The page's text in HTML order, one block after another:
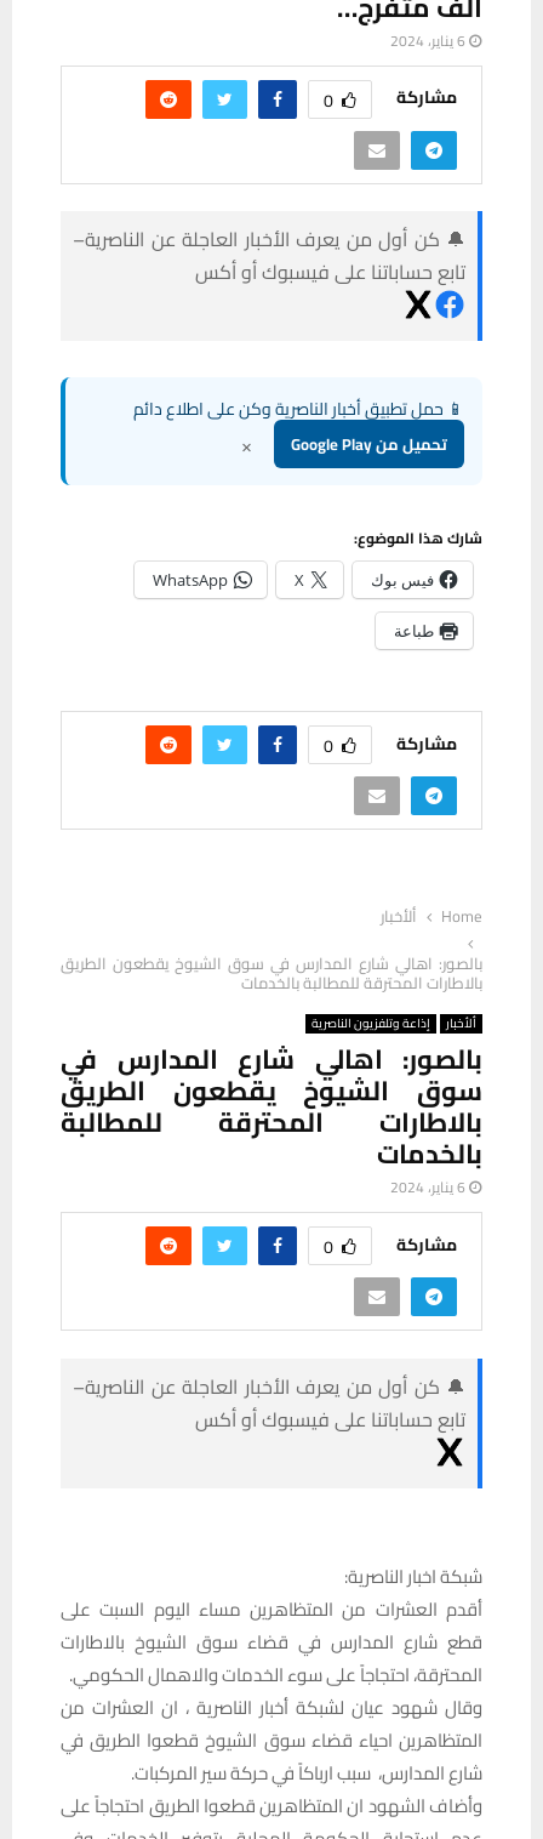
6 يناير، 2024
مشاركة 0
🔔 كن أول من يعرف الأخبار العاجلة عن الناصرية–
تابع حساباتنا على فيسبوك أو أكس
📱 حمل تطبيق أخبار الناصرية وكن على اطلاع دائم
تحميل من Google Play ×
شارك هذا الموضوع:
فيس بوك X
WhatsApp
طباعة
مشاركة 0
Home
ألأخبار
بالصور: اهالي شارع المدارس في سوق الشيوخ يقطعون الطريق
بالاطارات المحترقة للمطالبة بالخدمات
ألأخبار إذاعة وتلفزيون الناصرية
بالصور: اهالي شارع المدارس في
سوق الشيوخ يقطعون الطريق
بالاطارات المحترقة للمطالبة
بالخدمات
6 يناير، 2024
مشاركة 0
🔔 كن أول من يعرف الأخبار العاجلة عن الناصرية–
تابع حساباتنا على فيسبوك أو أكس
شبكة اخبار الناصرية:
أقدم العشرات من المتظاهرين مساء اليوم السبت على
قطع شارع المدارس في قضاء سوق الشيوخ بالاطارات
المحترقة، احتجاجاً على سوء الخدمات والاهمال الحكومي.
وقال شهود عيان لشبكة أخبار الناصرية ، ان العشرات من
المتظاهرين احياء قضاء سوق الشيوخ قطعوا الطريق في
شارع المدارس، سبب ارباكاً في حركة سير المركبات.
وأضاف الشهود ان المتظاهرين قطعوا الطريق احتجاجاً على